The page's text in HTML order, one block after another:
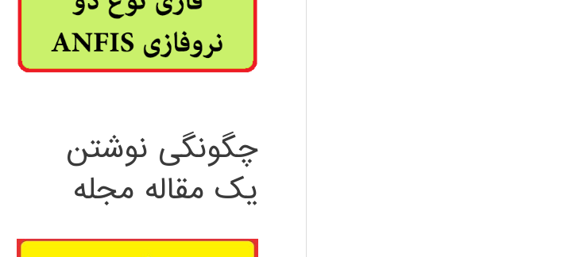
چگونگی نوشتن
یک مقاله مجله